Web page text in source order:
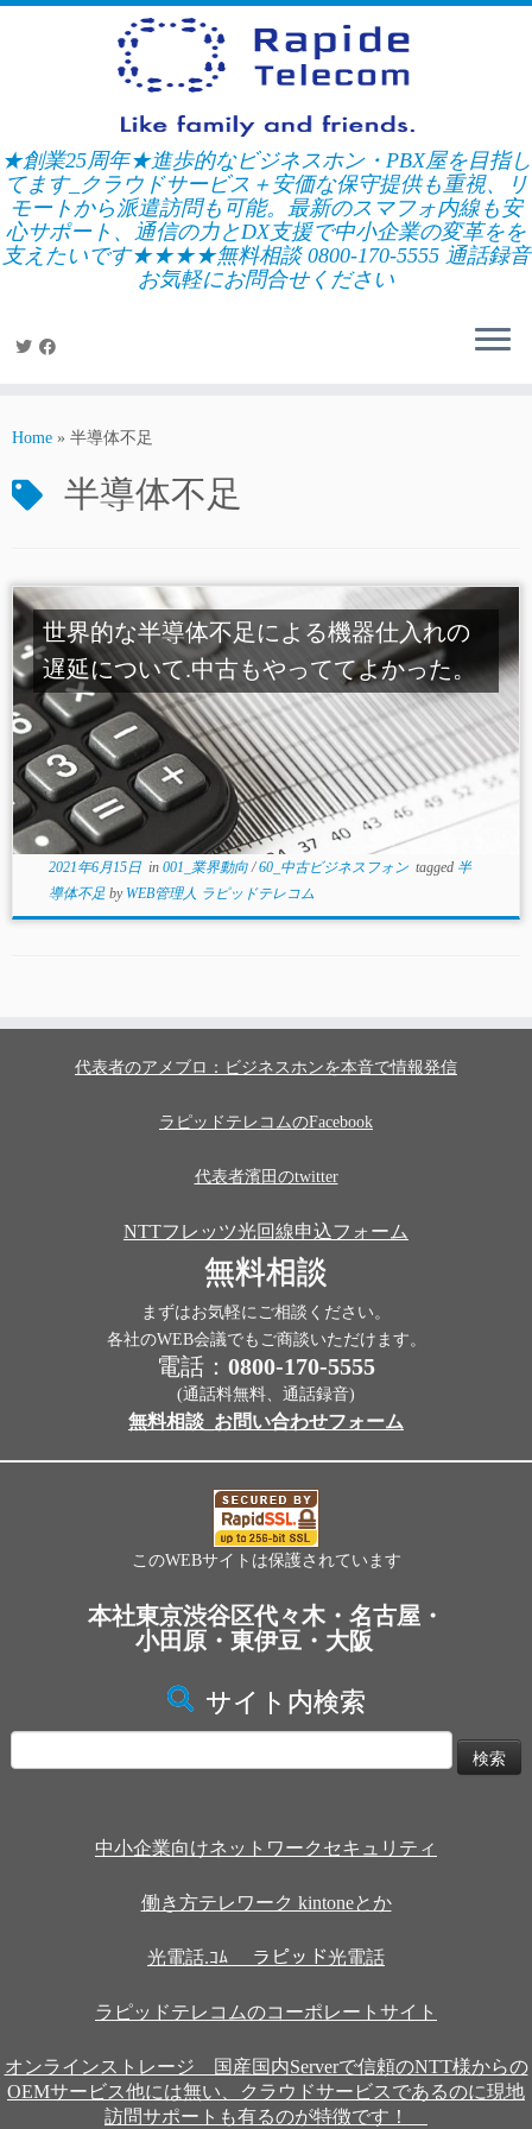
Skip
★創業25周年★進歩的なビジネスホン・PBX屋を目指し
てます_クラウドサービス＋安価な保守提供も重視、リ
モートから派遣訪問も可能。最新のスマフォ内線も安
心サポート、通信の力とDX支援で中小企業の変革をを
支えたいです★★★★無料相談 0800-170-5555 通話録音
お気軽にお問合せください
Home » 半導体不足
半導体不足
世界的な半導体不足による機器仕入れの
遅延について.中古もやっててよかった。
2021年6月15日in 001_業界動向/60_中古ビジネスフォン tagged 半
導体不足 by WEB管理人 ラピッドテレコム
代表者のアメブロ：ビジネスホンを本音で情報発信
ラピッドテレコムのFacebook
代表者濱田のtwitter
NTTフレッツ光回線申込フォーム
無料相談
まずはお気軽にご相談ください。
各社のWEB会議でもご商談いただけます。
電話： 0800-170-5555
(通話料無料、通話録音)
無料相談_お問い合わせフォーム
このWEBサイトは保護されています
本社東京渋谷区代々木・名古屋・
小田原・東伊豆・大阪
サイト内検索
索:
中小企業向けネットワークセキュリティ
働き方テレワーク kintoneとか
光電話.ｺﾑ ラピッド光電話
ラピッドテレコムのコーポレートサイト
オンラインストレージ 国産国内Serverで信頼のNTT様からの
OEMサービス他には無い、クラウドサービスであるのに現地
訪問サポートも有るのが特徴です！